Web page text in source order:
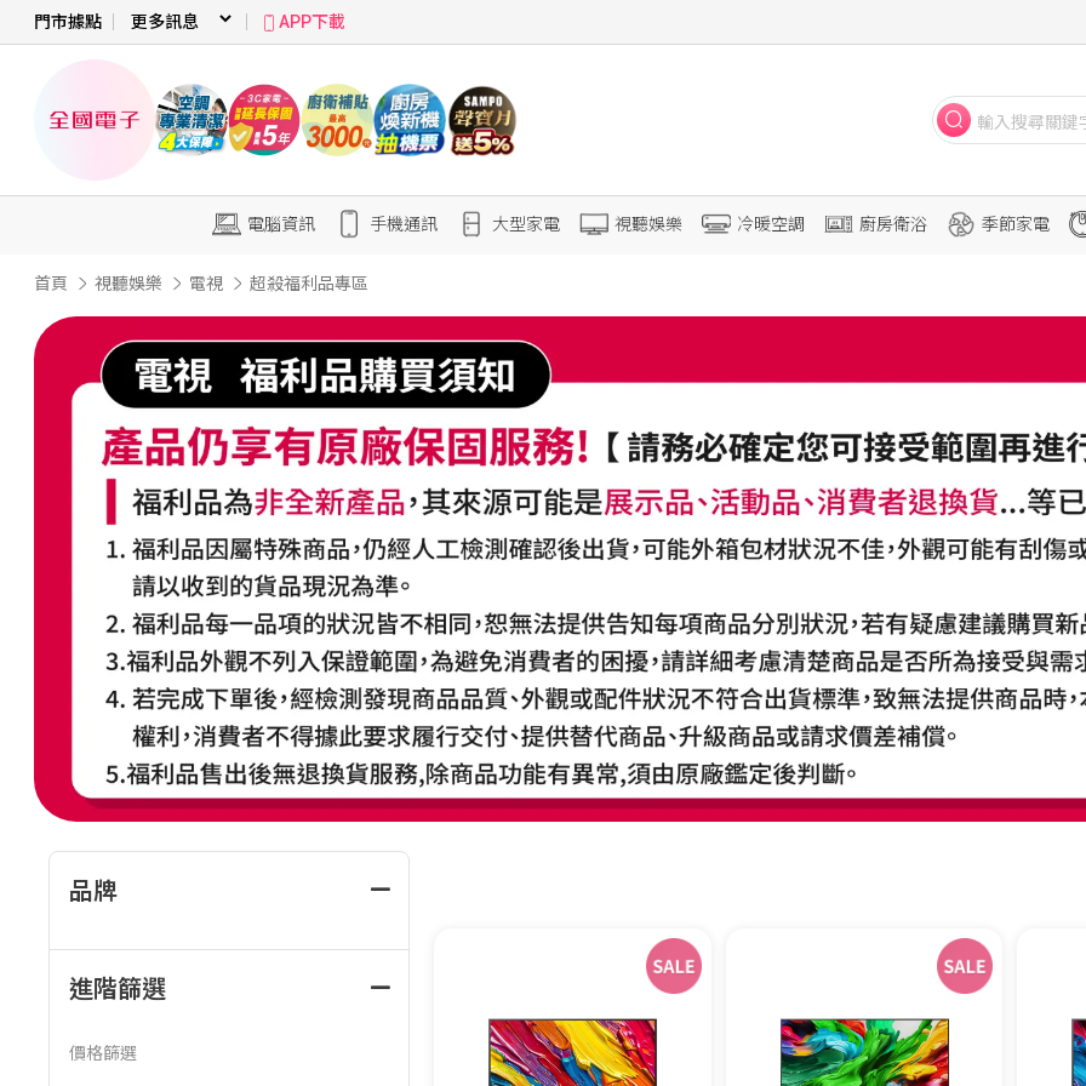
門市據點 APP下載
電腦資訊 手機通訊 大型家電 視聽娛樂 冷暖空調 廚房衛浴 季節家電
首頁 視聽娛樂 電視 超殺福利品專區
品牌
進階篩選
價格篩選